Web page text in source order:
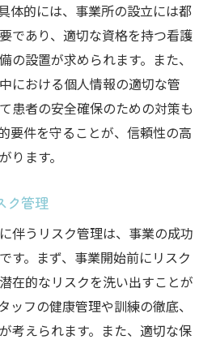
体的には、事業所の設立には都
であり、適切な資格を持つ看護
の設置が求められます。また、
における個人情報の適切な管
患者の安全確保のための対策も
要件を守ることが、信頼性の高
ります。
ク管理
伴うリスク管理は、事業の成功
す。まず、事業開始前にリスク
在的なリスクを洗い出すことが
ッフの健康管理や訓練の徹底、
考えられます。また、適切な保